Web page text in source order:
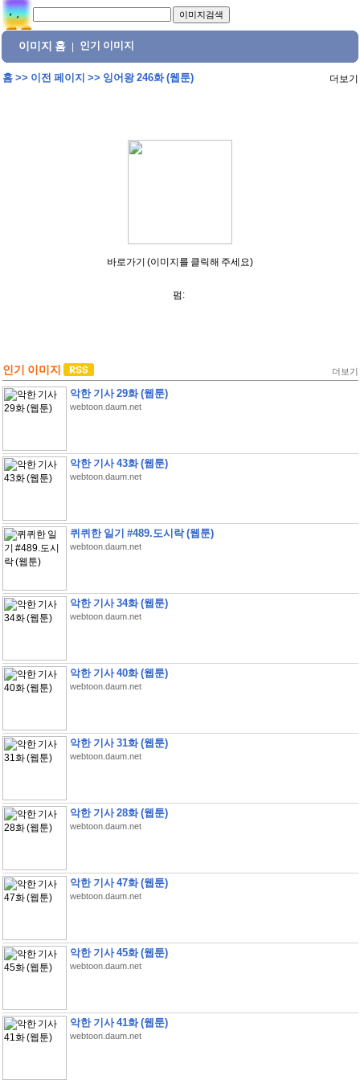
이미지 홈 인기 이미지
홈>> 이전 페이지 >> 잉어왕 246화 (웹툰) 더보기
바로가기 (이미지를 클릭해 주세요)
펌:
인기 이미지 더보기
악한 기사 29화 (웹툰)
webtoon.daum.net
악한 기사 43화 (웹툰)
webtoon.daum.net
퀴퀴한 일기 #489.도시락 (웹툰)
webtoon.daum.net
악한 기사 34화 (웹툰)
webtoon.daum.net
악한 기사 40화 (웹툰)
webtoon.daum.net
악한 기사 31화 (웹툰)
webtoon.daum.net
악한 기사 28화 (웹툰)
webtoon.daum.net
악한 기사 47화 (웹툰)
webtoon.daum.net
악한 기사 45화 (웹툰)
webtoon.daum.net
악한 기사 41화 (웹툰)
webtoon.daum.net